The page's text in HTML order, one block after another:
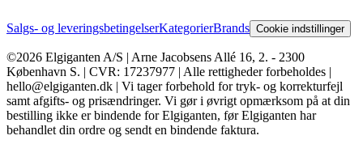
Salgs- og leveringsbetingelserKategorierBrands Cookie indstillinger
©2026 Elgiganten A/S | Arne Jacobsens Allé 16, 2. - 2300
København S. | CVR: 17237977 | Alle rettigheder forbeholdes |
hello@elgiganten.dk | Vi tager forbehold for tryk- og korrekturfejl
samt afgifts- og prisændringer. Vi gør i øvrigt opmærksom på at din
bestilling ikke er bindende for Elgiganten, før Elgiganten har
behandlet din ordre og sendt en bindende faktura.